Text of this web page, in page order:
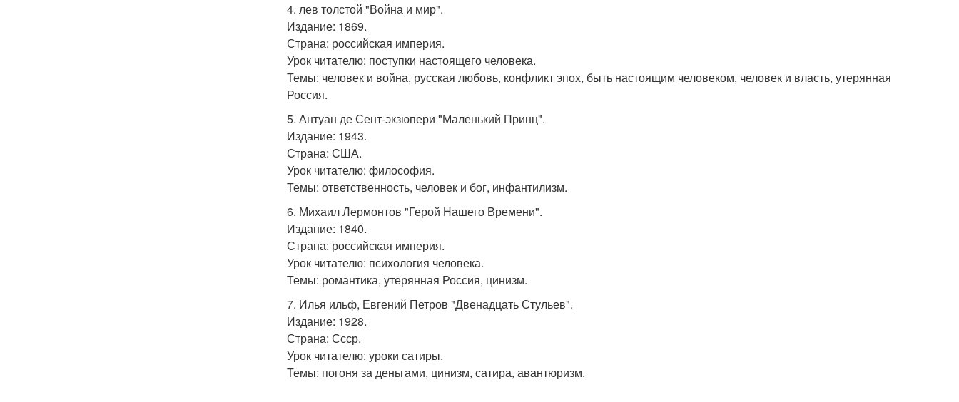
4. лев толстой "Война и мир".
Издание: 1869.
Страна: российская империя.
Урок читателю: поступки настоящего человека.
Темы: человек и война, русская любовь, конфликт эпох, быть настоящим человеком, человек и власть, утерянная
Россия.
5. Антуан де Сент-экзюпери "Маленький Принц".
Издание: 1943.
Страна: США.
Урок читателю: философия.
Темы: ответственность, человек и бог, инфантилизм.
6. Михаил Лермонтов "Герой Нашего Времени".
Издание: 1840.
Страна: российская империя.
Урок читателю: психология человека.
Темы: романтика, утерянная Россия, цинизм.
7. Илья ильф, Евгений Петров "Двенадцать Стульев".
Издание: 1928.
Страна: Ссср.
Урок читателю: уроки сатиры.
Темы: погоня за деньгами, цинизм, сатира, авантюризм.